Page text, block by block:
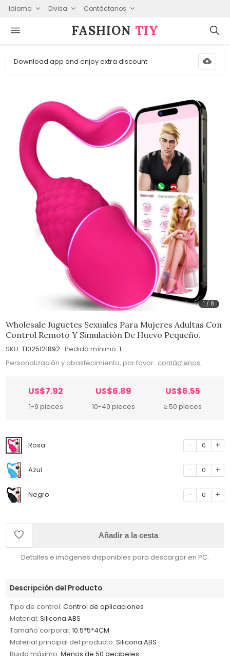
Idioma Divisa Contáctanos
FASHION⁠ TIY
Download app and enjoy extra discount
1 / 8
Wholesale Juguetes Sexuales Para Mujeres Adultas Con
Control Remoto Y Simulación De Huevo Pequeño.
SKU: T1025121892 Pedido mínimo: 1
Personalización y abastecimiento, por favor contáctenos.
US$7.92
1-9 pieces
US$6.89
10-49 pieces
US$6.55
≥ 50 pieces
Rosa 0
Azul 0
Negro 0
Añadir a la cesta
Detalles e imágenes disponibles para descargar en PC.
Descripción del Producto
Tipo de control: Control de aplicaciones
Material: Silicona ABS
Tamaño corporal: 10.5*5*4CM
Material principal del producto: Silicona ABS
Ruido máximo: Menos de 50 decibeles